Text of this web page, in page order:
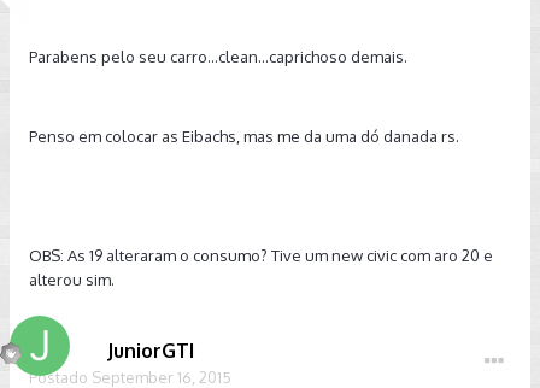
Parabens pelo seu carro...clean...caprichoso demais.
Penso em colocar as Eibachs, mas me da uma dó danada rs.
OBS: As 19 alteraram o consumo? Tive um new civic com aro 20 e
alterou sim.
JuniorGTI
Postado September 16, 2015